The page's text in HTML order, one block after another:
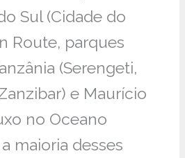
Sul (Cidade do
Route, parques
(Serengeti,
e Maurício
no Oceano
maioria desses